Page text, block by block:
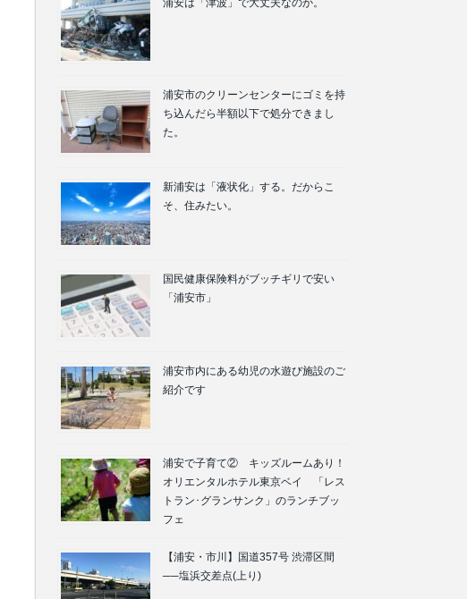
浦安は「津波」で大丈夫なのか。
浦安市のクリーンセンターにゴミを持
ち込んだら半額以下で処分できまし
た。
新浦安は「液状化」する。だからこ
そ、住みたい。
国民健康保険料がブッチギリで安い
「浦安市」
浦安市内にある幼児の水遊び施設のご
紹介です
浦安で子育て② キッズルームあり！
オリエンタルホテル東京ベイ 「レス
トラン･グランサンク」のランチブッ
フェ
【浦安・市川】国道357号 渋滞区間
──塩浜交差点(上り)